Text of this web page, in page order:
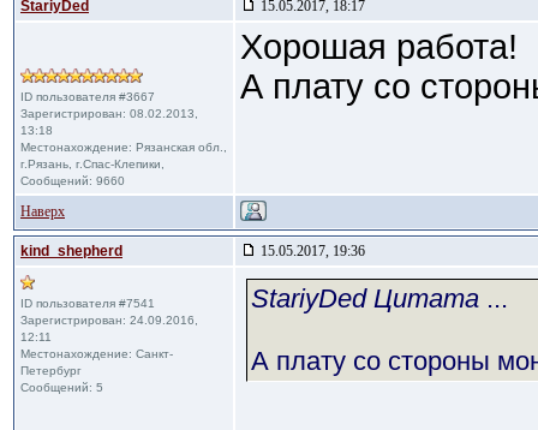
StariyDed 15.05.2017, 18:17
ID пользователя #3667
Зарегистрирован: 08.02.2013,
13:18
Местонахождение: Рязанская обл.,
г.Рязань, г.Спас-Клепики,
Сообщений: 9660
Хорошая работа!
А плату со
Наверх
kind_shepherd 15.05.2017, 19:36
ID пользователя #7541
Зарегистрирован: 24.09.2016,
12:11
Местонахождение: Санкт-
Петербург
Сообщений: 5
StariyDed Цитата ...
А плату со стороны